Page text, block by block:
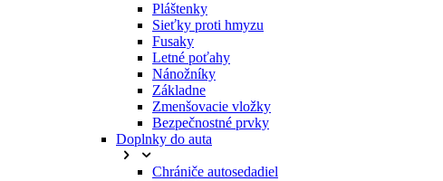
Pláštenky
Sieťky proti hmyzu
Fusaky
Letné poťahy
Nánožníky
Základne
Zmenšovacie vložky
Bezpečnostné prvky
Doplnky do auta
Chrániče autosedadiel